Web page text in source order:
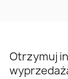
Otrzymuj